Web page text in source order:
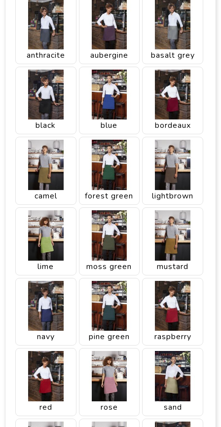
anthracite aubergine basalt grey
black blue bordeaux
camel forest green lightbrown
lime moss green mustard
navy pine green raspberry
red rose sand